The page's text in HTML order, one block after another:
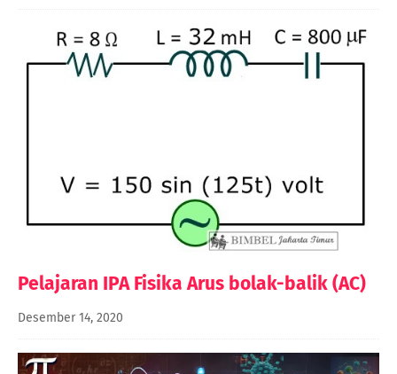
Pelajaran IPA Fisika Arus bolak-balik (AC)
Desember 14, 2020